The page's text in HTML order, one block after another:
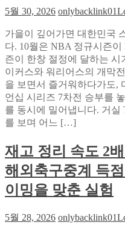
5월 30, 2026 onlybacklink01
가을이 깊어가면 대한민국
다. 10월은 NBA 정규시즌
즌이 한창 절정에 달하는 시
이커스와 워리어스의 개막
을 보면서 즐거워하다가도,
언십 시리즈 7차전 승부를
를 동시에 밀어냅니다. 거실
를 보며 어느 […]
재고 정리 속도 2
해외축구중계 득
이밍을 맞춘 실험
5월 28, 2026 onlybacklink01